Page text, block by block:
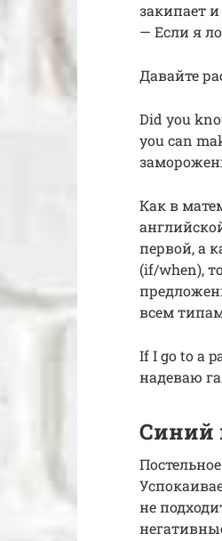
закипает
— Если я
Давайте
Did you
you can
Как в
первой, а
(if/when),
всем
If I go to a
надеваю
Синий
не